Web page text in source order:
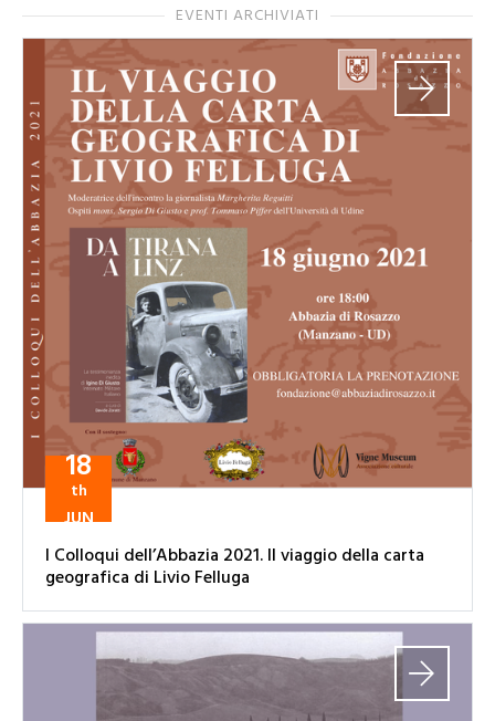
EVENTI ARCHIVIATI
18
th
JUN
I Colloqui dell’Abbazia 2021. Il viaggio della carta
geografica di Livio Felluga